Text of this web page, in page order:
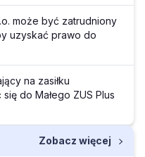
może być zatrudniony
uzyskać prawo do
na zasiłku
do Małego ZUS Plus
Zobacz więcej